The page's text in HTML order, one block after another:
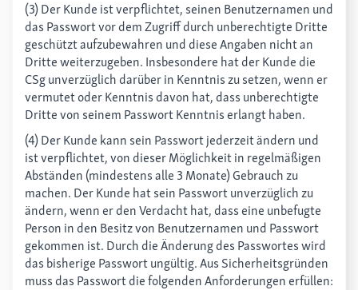
(3) Der Kunde ist verpflichtet, seinen Benutzernamen und
das Passwort vor dem Zugriff durch unberechtigte Dritte
geschützt aufzubewahren und diese Angaben nicht an
Dritte weiterzugeben. Insbesondere hat der Kunde die
CSg unverzüglich darüber in Kenntnis zu setzen, wenn er
vermutet oder Kenntnis davon hat, dass unberechtigte
Dritte von seinem Passwort Kenntnis erlangt haben.
(4) Der Kunde kann sein Passwort jederzeit ändern und
ist verpflichtet, von dieser Möglichkeit in regelmäßigen
Abständen (mindestens alle 3 Monate) Gebrauch zu
machen. Der Kunde hat sein Passwort unverzüglich zu
ändern, wenn er den Verdacht hat, dass eine unbefugte
Person in den Besitz von Benutzernamen und Passwort
gekommen ist. Durch die Änderung des Passwortes wird
das bisherige Passwort ungültig. Aus Sicherheitsgründen
muss das Passwort die folgenden Anforderungen erfüllen: